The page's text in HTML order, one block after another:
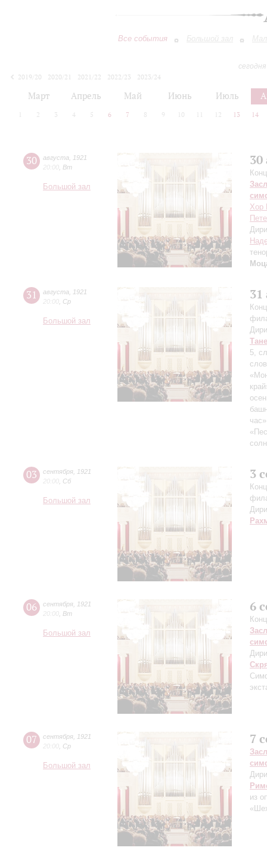
Все события Большой зал
2019/20
2020/21 2021/22 2022/23
2023/24
Март Апрель Май Июнь Июль
2 3 4 5 6 7 8 9 10 12 13 14
30 августа
1921
20:00 Вт
Большой зал
30
Хор
31 августа
1921
20:00 Ср
Большой зал
31
5,
03 сентября
1921
20:00 Сб
Большой зал
3
06 сентября
1921
20:00 Вт
Большой зал
6
07 сентября
1921
20:00 Ср
Большой зал
7
из